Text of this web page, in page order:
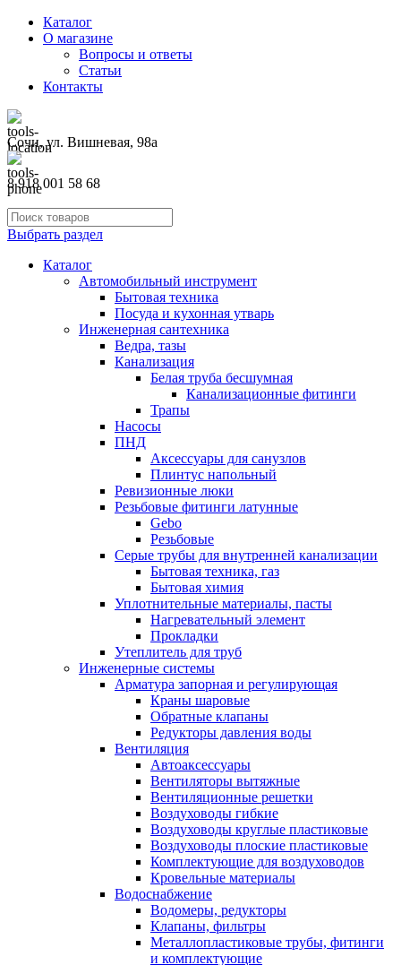
Каталог
О магазине
Вопросы и ответы
Статьи
Контакты
Сочи, ул. Вишневая, 98а
8 918 001 58 68
Выбрать раздел
Каталог
Автомобильный инструмент
Бытовая техника
Посуда и кухонная утварь
Инженерная сантехника
Ведра, тазы
Канализация
Белая труба бесшумная
Канализационные фитинги
Трапы
Насосы
ПНД
Аксессуары для санузлов
Плинтус напольный
Ревизионные люки
Резьбовые фитинги латунные
Gebo
Резьбовые
Серые трубы для внутренней канализации
Бытовая техника, газ
Бытовая химия
Уплотнительные материалы, пасты
Нагревательный элемент
Прокладки
Утеплитель для труб
Инженерные системы
Арматура запорная и регулирующая
Краны шаровые
Обратные клапаны
Редукторы давления воды
Вентиляция
Автоаксессуары
Вентиляторы вытяжные
Вентиляционные решетки
Воздуховоды гибкие
Воздуховоды круглые пластиковые
Воздуховоды плоские пластиковые
Комплектующие для воздуховодов
Кровельные материалы
Водоснабжение
Водомеры, редукторы
Клапаны, фильтры
Металлопластиковые трубы, фитинги
и комплектующие